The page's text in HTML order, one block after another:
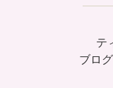
テ
ブロ